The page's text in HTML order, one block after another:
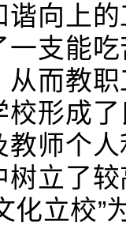
向上
一支能
而教
校形成
师个
立了
化立校”